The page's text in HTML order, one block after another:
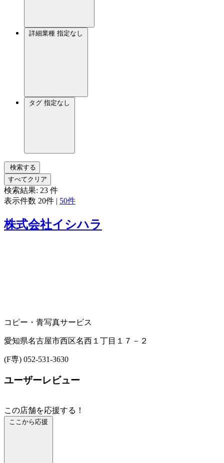
詳細業種 指定なし
タグ 指定なし
検索する
すべてクリア
検索結果: 23 件
表示件数 20件 | 50件
株式会社イシハラ
コピー・青写真サービス
愛知県名古屋市西区名西１丁目１７－２
(F専) 052-531-3630
ユーザーレビュー
この店舗を応援する！
ここから応援